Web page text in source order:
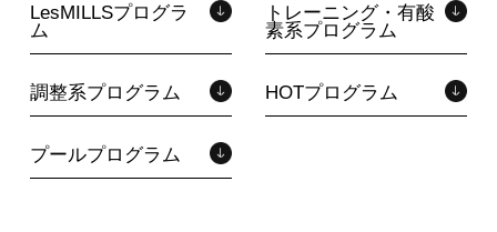
LesMILLSプログラ
ム
トレーニング・有酸
素系プログラム
調整系プログラム HOTプログラム
プールプログラム